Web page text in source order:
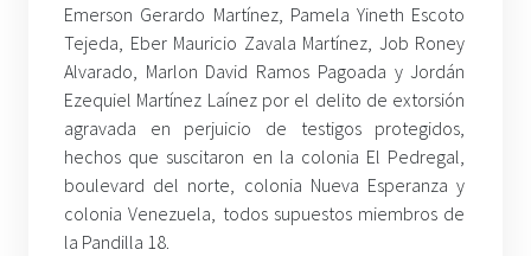
Emerson Gerardo Martínez, Pamela Yineth Escoto
Tejeda, Eber Mauricio Zavala Martínez, Job Roney
Alvarado, Marlon David Ramos Pagoada y Jordán
Ezequiel Martínez Laínez por el delito de extorsión
agravada en perjuicio de testigos protegidos,
hechos que suscitaron en la colonia El Pedregal,
boulevard del norte, colonia Nueva Esperanza y
colonia Venezuela, todos supuestos miembros de
la Pandilla 18.